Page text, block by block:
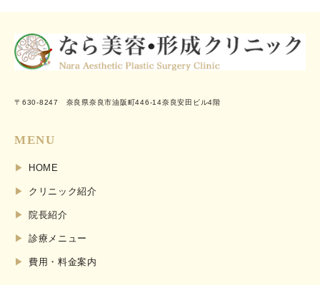
〒630-8247 奈良県奈良市油阪町446-14奈良安田ビル4階
MENU
HOME
クリニック紹介
院長紹介
診療メニュー
費用・料金案内